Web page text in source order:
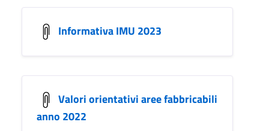
Informativa IMU 2023
Valori orientativi aree fabbricabili
anno 2022